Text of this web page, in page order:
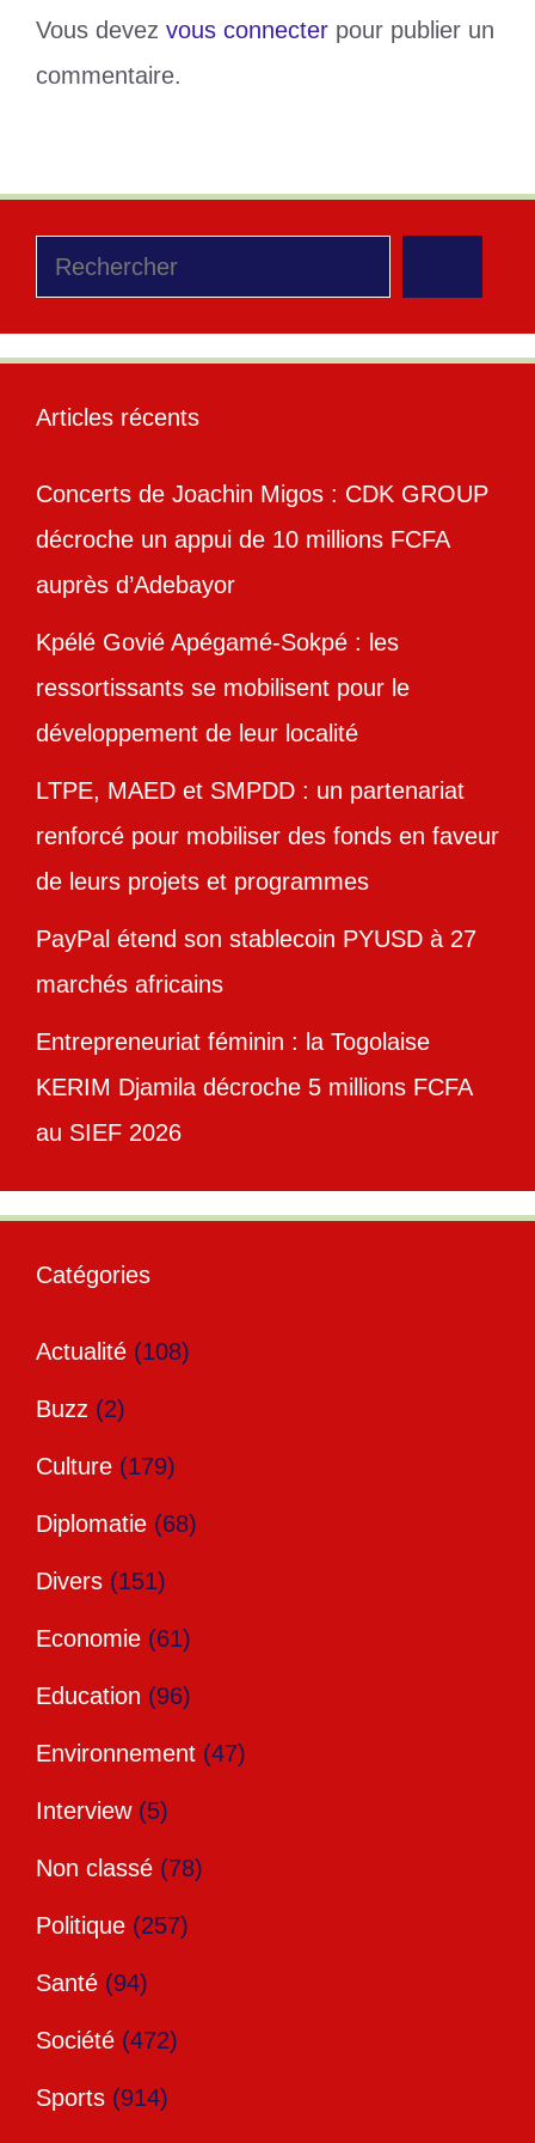
Vous devez vous connecter pour publier un
commentaire.
Rechercher
Articles récents
Concerts de Joachin Migos : CDK GROUP
décroche un appui de 10 millions FCFA
auprès d’Adebayor
Kpélé Govié Apégamé-Sokpé : les
ressortissants se mobilisent pour le
développement de leur localité
LTPE, MAED et SMPDD : un partenariat
renforcé pour mobiliser des fonds en faveur
de leurs projets et programmes
PayPal étend son stablecoin PYUSD à 27
marchés africains
Entrepreneuriat féminin : la Togolaise
KERIM Djamila décroche 5 millions FCFA
au SIEF 2026
Catégories
Actualité (108)
Buzz (2)
Culture (179)
Diplomatie (68)
Divers (151)
Economie (61)
Education (96)
Environnement (47)
Interview(5)
Non classé (78)
Politique (257)
Santé (94)
Société (472)
Sports (914)